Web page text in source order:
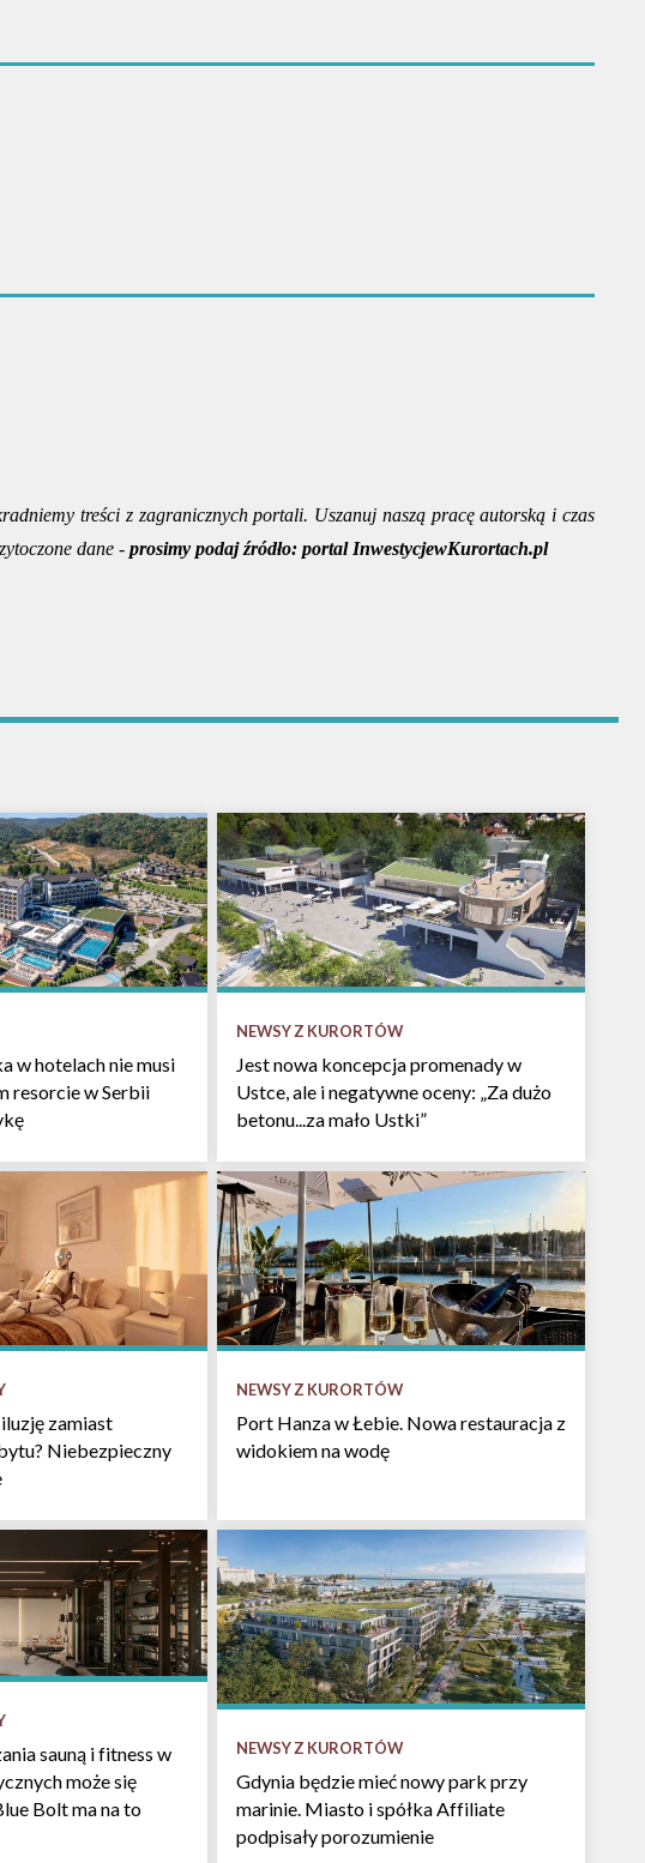
treści z zagranicznych portali. Uszanuj naszą pracę autorską i czas
dane - prosimy podaj źródło: portal InwestycjewKurortach.pl
w hotelach nie musi
resorcie w Serbii
NEWSY Z KURORTÓW
Jest nowa koncepcja promenady w
Ustce, ale i negatywne oceny: „Za dużo
betonu...za mało Ustki”
zamiast
Niebezpieczny
NEWSY Z KURORTÓW
Port Hanza w Łebie. Nowa restauracja z
widokiem na wodę
sauną i fitness w
może się
Bolt ma na to
NEWSY Z KURORTÓW
Gdynia będzie mieć nowy park przy
marinie. Miasto i spółka Affiliate
podpisały porozumienie